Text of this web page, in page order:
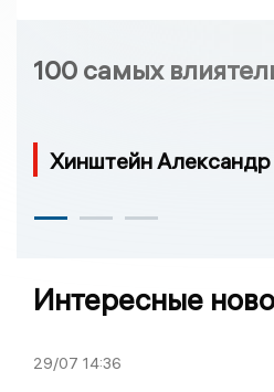
100 самых
Хинштейн Александр
Интересные
29/07 14:36